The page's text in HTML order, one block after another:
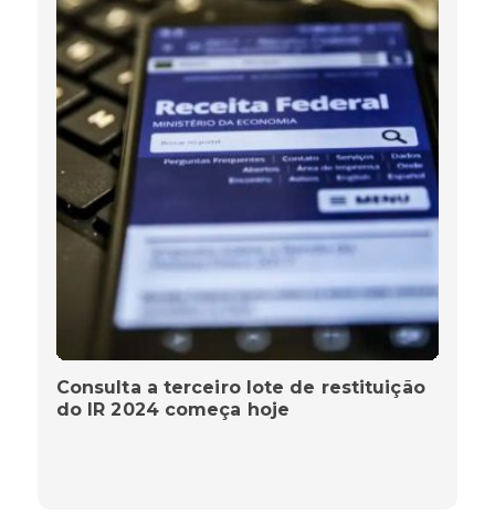
Consulta a terceiro lote de restituição
do IR 2024 começa hoje